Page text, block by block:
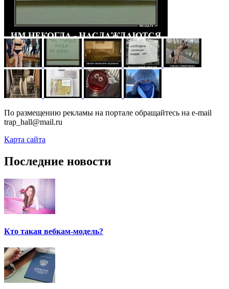
По размещению рекламы на портале обращайтесь на e-mail
trap_hall@mail.ru
Карта сайта
Последние новости
Кто такая вебкам-модель?